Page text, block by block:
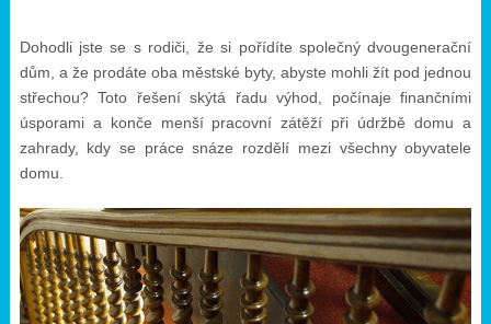
Dohodli jste se s rodiči, že si pořídíte společný dvougenerační
dům, a že prodáte oba městské byty, abyste mohli žít pod jednou
střechou? Toto řešení skýtá řadu výhod, počínaje finančními
úsporami a konče menší pracovní zátěží při údržbě domu a
zahrady, kdy se práce snáze rozdělí mezi všechny obyvatele
domu.